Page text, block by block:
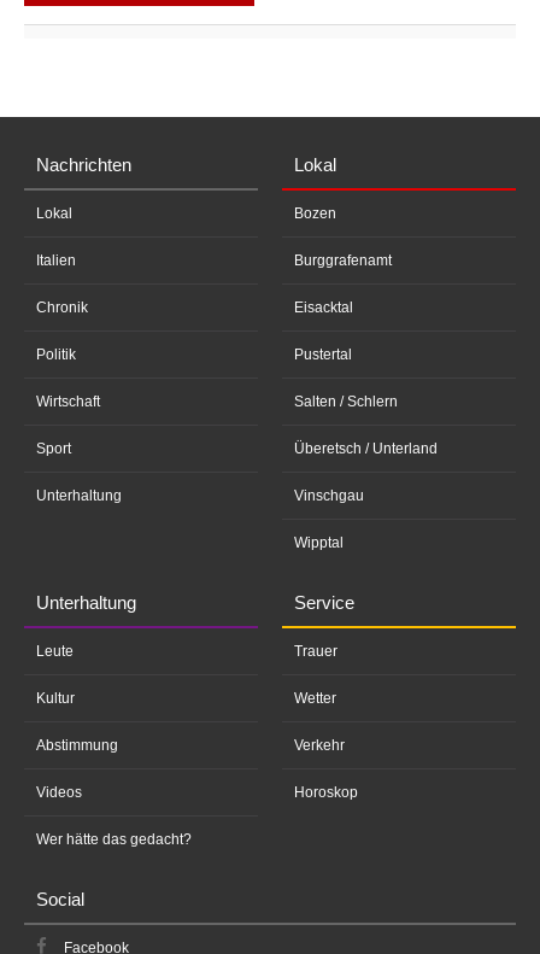
Nachrichten
Lokal
Italien
Chronik
Politik
Wirtschaft
Sport
Unterhaltung
Lokal
Bozen
Burggrafenamt
Eisacktal
Pustertal
Salten / Schlern
Überetsch / Unterland
Vinschgau
Wipptal
Unterhaltung
Leute
Kultur
Abstimmung
Videos
Wer hätte das gedacht?
Service
Trauer
Wetter
Verkehr
Horoskop
Social
Facebook